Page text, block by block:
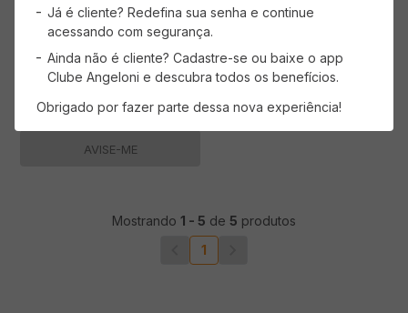
(0 avaliações)
AVISE-ME
Mostrando 1 - 5 de 5 produtos
1
Já é cliente? Redefina sua senha e continue
acessando com segurança.
Ainda não é cliente? Cadastre-se ou baixe o app
Clube Angeloni e descubra todos os benefícios.
Obrigado por fazer parte dessa nova experiência!